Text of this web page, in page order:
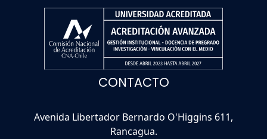
CONTACTO
Avenida Libertador Bernardo O'Higgins 611,
Rancagua.